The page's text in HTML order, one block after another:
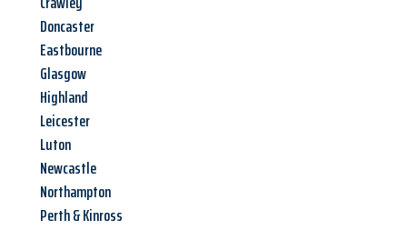
Doncaster
Eastbourne
Glasgow
Highland
Leicester
Luton
Newcastle
Northampton
Perth & Kinross